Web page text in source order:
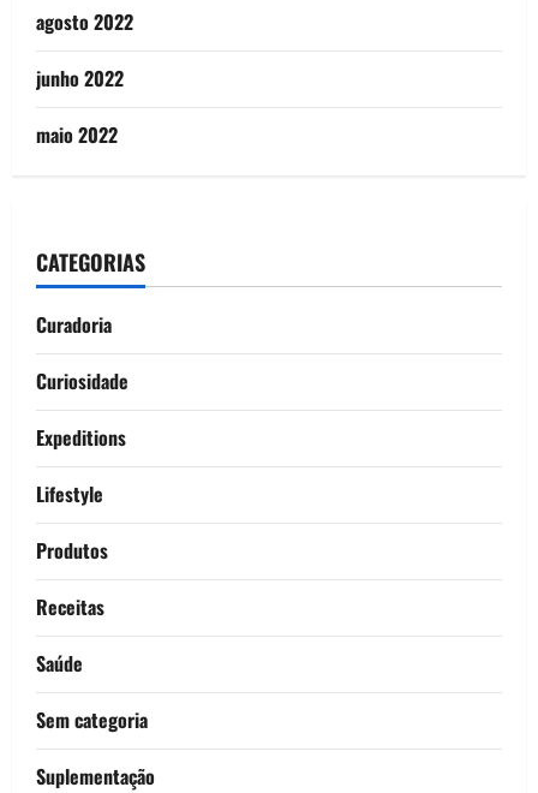
agosto 2022
junho 2022
maio 2022
CATEGORIAS
Curadoria
Curiosidade
Expeditions
Lifestyle
Produtos
Receitas
Saúde
Sem categoria
Suplementação